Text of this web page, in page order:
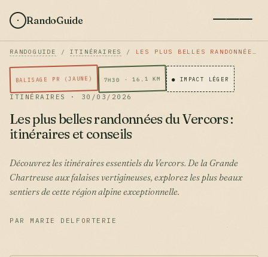
RandoGuide
RANDOGUIDE /ITINÉRAIRES / LES PLUS BELLES RANDONNÉES DU VERCORS : ITINÉRAIRES ET CONSEILS
BALISAGE PR (JAUNE) 7H30 · 16.1 KM ● IMPACT LÉGER
ITINÉRAIRES · 30/03/2026
Les plus belles randonnées du Vercors :
itinéraires et conseils
Découvrez les itinéraires essentiels du Vercors. De la Grande
Chartreuse aux falaises vertigineuses, explorez les plus beaux
sentiers de cette région alpine exceptionnelle.
PAR MARIE DELFORTERIE